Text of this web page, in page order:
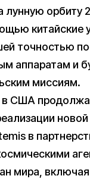
лунную орбиту
китайские
точностью
аппаратам и
миссиям.
США
в
мира,